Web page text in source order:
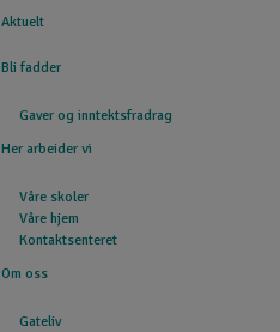
Aktuelt
Bli fadder
Gaver og inntektsfradrag
Her arbeider vi
Våre skoler
Våre hjem
Kontaktsenteret
Om oss
Gateliv